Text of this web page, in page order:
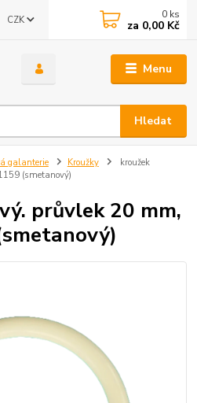
Menu
CZK
Hledat
0 ks
za 0,00 Kč
galanterie Kroužky
kroužek
(smetanový)
průvlek 20 mm,